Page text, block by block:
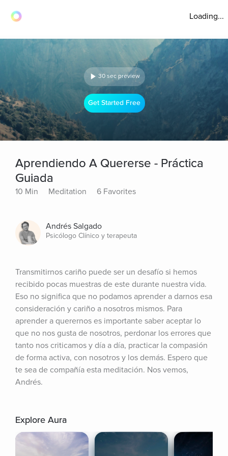
Loading...
30 sec preview
Get Started Free
Aprendiendo A Quererse - Práctica
Guiada
10 Min Meditation 6 Favorites
Andrés Salgado
Psicólogo Clínico y terapeuta
Transmitirnos cariño puede ser un desafío si hemos
recibido pocas muestras de este durante nuestra vida.
Eso no significa que no podamos aprender a darnos esa
consideración y cariño a nosotros mismos. Para
aprender a querernos es importante saber aceptar lo
que no nos gusta de nosotros, perdonar los errores que
tanto nos criticamos y día a día, practicar la compasión
de forma activa, con nosotros y los demás. Espero que
te sea de compañía esta meditación. Nos vemos,
Andrés.
Explore Aura